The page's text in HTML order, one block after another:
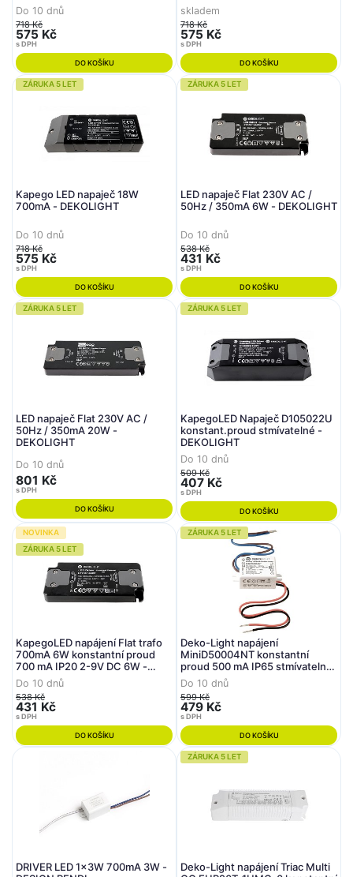
Do 10 dnů
718 Kč
575 Kč
s DPH
DO KOŠÍKU
skladem
718 Kč
575 Kč
s DPH
DO KOŠÍKU
ZÁRUKA 5 LET
Kapego LED napaječ 18W
700mA - DEKOLIGHT
Do 10 dnů
718 Kč
575 Kč
s DPH
DO KOŠÍKU
ZÁRUKA 5 LET
LED napaječ Flat 230V AC /
50Hz / 350mA 6W - DEKOLIGHT
Do 10 dnů
538 Kč
431 Kč
s DPH
DO KOŠÍKU
ZÁRUKA 5 LET
LED napaječ Flat 230V AC /
50Hz / 350mA 20W -
DEKOLIGHT
Do 10 dnů
801 Kč
s DPH
DO KOŠÍKU
ZÁRUKA 5 LET
KapegoLED Napaječ D105022U
konstant.proud stmívatelné -
DEKOLIGHT
Do 10 dnů
509 Kč
407 Kč
s DPH
DO KOŠÍKU
NOVINKA
ZÁRUKA 5 LET
KapegoLED napájení Flat trafo
700mA 6W konstantní proud
700 mA IP20 2-9V DC 6W -
DEKOLIGHT
Do 10 dnů
538 Kč
431 Kč
s DPH
DO KOŠÍKU
ZÁRUKA 5 LET
Deko-Light napájení
MiniD50004NT konstantní
proud 500 mA IP65 stmívatelné
4-8V DC 4W
Do 10 dnů
599 Kč
479 Kč
s DPH
DO KOŠÍKU
DRIVER LED 1x3W 700mA 3W -
ZÁRUKA 5 LET
Deko-Light napájení Triac Multi